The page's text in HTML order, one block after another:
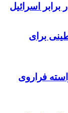
اسرائیل
برای
فراروی